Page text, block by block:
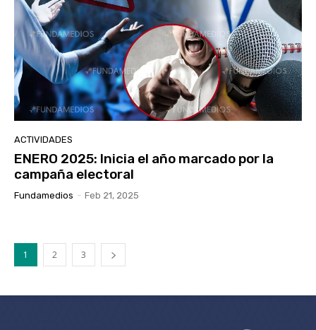
ACTIVIDADES
ENERO 2025: Inicia el año marcado por la
campaña electoral
Fundamedios - Feb 21, 2025
1 2 3